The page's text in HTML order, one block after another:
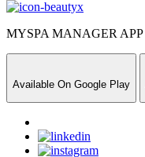
MYSPA MANAGER APP
Available On Google Play